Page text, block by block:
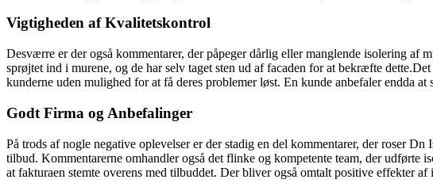
Vigtigheden af Kvalitetskontrol
Desværre er der også kommentarer, der påpeger dårlig eller manglende isolering
sprøjtet ind i murene, og de har selv taget sten ud af facaden for at bekræfte
kunderne uden mulighed for at få deres problemer løst. En kunde anbefaler endda
Godt Firma og Anbefalinger
På trods af nogle negative oplevelser er der stadig en del kommentarer, der roser
tilbud. Kommentarerne omhandler også det flinke og kompetente team, der udførte
at fakturaen stemte overens med tilbuddet. Der bliver også omtalt positive effekter